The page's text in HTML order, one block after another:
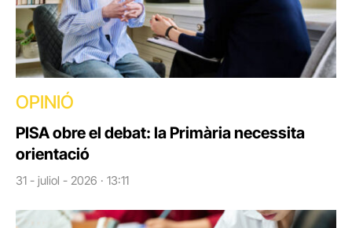
OPINIÓ
PISA obre el debat: la Primària necessita
orientació
31 - juliol - 2026 · 13:11